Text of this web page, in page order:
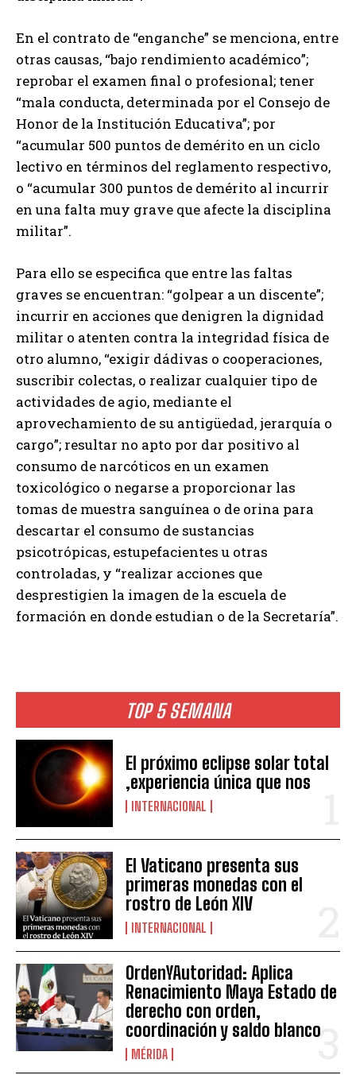
TOP 5 SEMANA
El próximo eclipse solar total
,experiencia única que nos
INTERNACIONAL
El Vaticano presenta sus
primeras monedas con el
rostro de León XIV
INTERNACIONAL
OrdenYAutoridad: Aplica
Renacimiento Maya Estado de
derecho con orden,
coordinación y saldo blanco
MÉRIDA
En el contrato de “enganche” se menciona, entre
otras causas, “bajo rendimiento académico”;
reprobar el examen final o profesional; tener
“mala conducta, determinada por el Consejo de
Honor de la Institución Educativa”; por
“acumular 500 puntos de demérito en un ciclo
lectivo en términos del reglamento respectivo,
o “acumular 300 puntos de demérito al incurrir
en una falta muy grave que afecte la disciplina
militar”.
Para ello se especifica que entre las faltas
graves se encuentran: “golpear a un discente”;
incurrir en acciones que denigren la dignidad
militar o atenten contra la integridad física de
otro alumno, “exigir dádivas o cooperaciones,
suscribir colectas, o realizar cualquier tipo de
actividades de agio, mediante el
aprovechamiento de su antigüedad, jerarquía o
cargo”; resultar no apto por dar positivo al
consumo de narcóticos en un examen
toxicológico o negarse a proporcionar las
tomas de muestra sanguínea o de orina para
descartar el consumo de sustancias
psicotrópicas, estupefacientes u otras
controladas, y “realizar acciones que
desprestigien la imagen de la escuela de
formación en donde estudian o de la Secretaría”.